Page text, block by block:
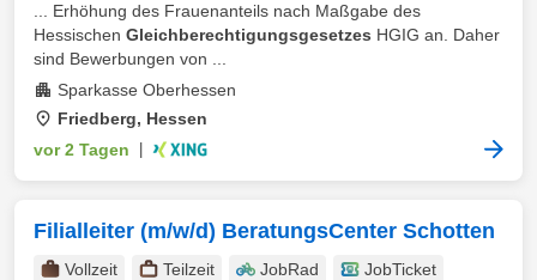
... Erhöhung des Frauenanteils nach Maßgabe des
Hessischen Gleichberechtigungsgesetzes HGIG an. Daher
sind Bewerbungen von ...
Sparkasse Oberhessen
Friedberg, Hessen
vor 2 Tagen
Filialleiter (m/w/d) BeratungsCenter Schotten
Vollzeit Teilzeit JobRad
JobTicket